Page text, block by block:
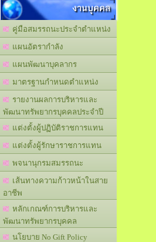
งานบุคคล
คู่มือสมรรถนะประจำตำแหน่ง
แผนอัตรากำลัง
แผนพัฒนาบุคลากร
มาตรฐานกำหนดตำแหน่ง
รายงานผลการบริหารและ
พัฒนาทรัพยากรบุคคลประจำปี
แต่งตั้งผู้ปฏิบัติราชการแทน
แต่งตั้งผู้รักษาราชการแทน
พจนานุกรมสมรรถนะ
เส้นทางความก้าวหน้าในสาย
อาชีพ
หลักเกณฑ์การบริหารและ
พัฒนาทรัพยากรบุคคล
นโยบาย No Gift Policy